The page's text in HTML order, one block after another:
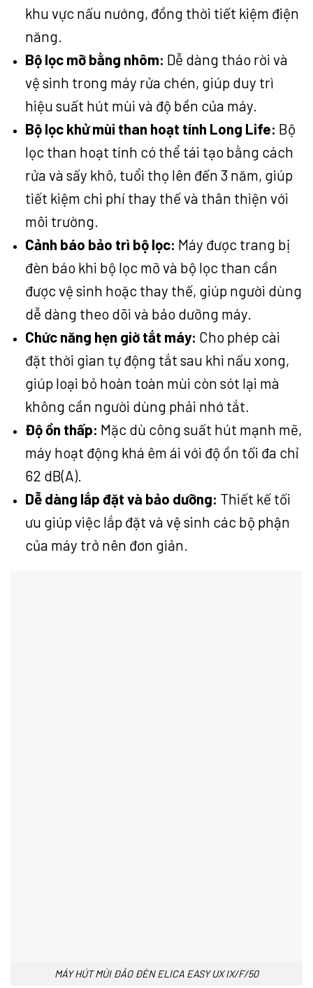
khu vực nấu nướng, đồng thời tiết kiệm điện
năng.
Bộ lọc mỡ bằng nhôm: Dễ dàng tháo rời và
vệ sinh trong máy rửa chén, giúp duy trì
hiệu suất hút mùi và độ bền của máy.
Bộ lọc khử mùi than hoạt tính Long Life: Bộ
lọc than hoạt tính có thể tái tạo bằng cách
rửa và sấy khô, tuổi thọ lên đến 3 năm, giúp
tiết kiệm chi phí thay thế và thân thiện với
môi trường.
Cảnh báo bảo trì bộ lọc: Máy được trang bị
đèn báo khi bộ lọc mỡ và bộ lọc than cần
được vệ sinh hoặc thay thế, giúp người dùng
dễ dàng theo dõi và bảo dưỡng máy.
Chức năng hẹn giờ tắt máy: Cho phép cài
đặt thời gian tự động tắt sau khi nấu xong,
giúp loại bỏ hoàn toàn mùi còn sót lại mà
không cần người dùng phải nhớ tắt.
Độ ồn thấp: Mặc dù công suất hút mạnh mẽ,
máy hoạt động khá êm ái với độ ồn tối đa chỉ
62 dB(A).
Dễ dàng lắp đặt và bảo dưỡng: Thiết kế tối
ưu giúp việc lắp đặt và vệ sinh các bộ phận
của máy trở nên đơn giản.
MÁY HÚT MÙI ĐẢO ĐÈN ELICA EASY UX IX/F/50